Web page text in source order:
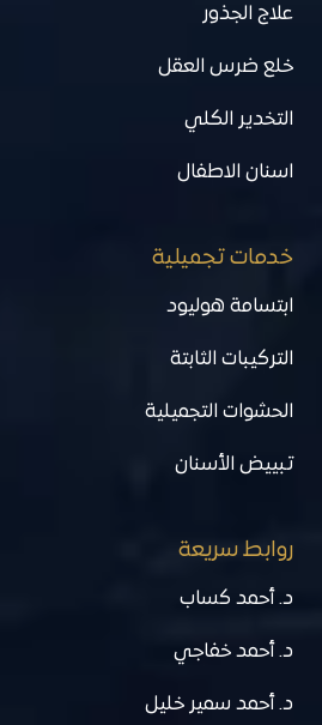
علاج الجذور
خلع ضرس العقل
التخدير الكلي
اسنان الاطفال
خدمات تجميلية
ابتسامة هوليود
التركيبات الثابتة
الحشوات التجميلية
تبييض الأسنان
روابط سريعة
د. أحمد كساب
د. أحمد خفاجي
د. أحمد سمير خليل